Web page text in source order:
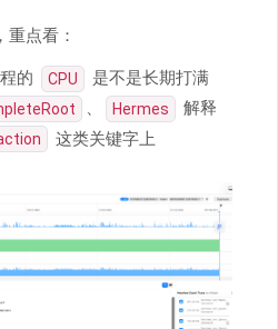
点看：
的 CPU
是不是长期打满
、 Hermes
解释
这类关键字上